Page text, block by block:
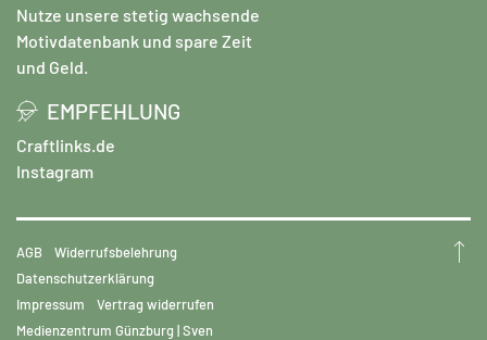
Nutze unsere stetig wachsende
Motivdatenbank und spare Zeit
und Geld.
EMPFEHLUNG
Craftlinks.de
Instagram
AGB
Widerrufsbelehrung
Datenschutzerklärung
Impressum
Vertrag widerrufen
Medienzentrum Günzburg | Sven